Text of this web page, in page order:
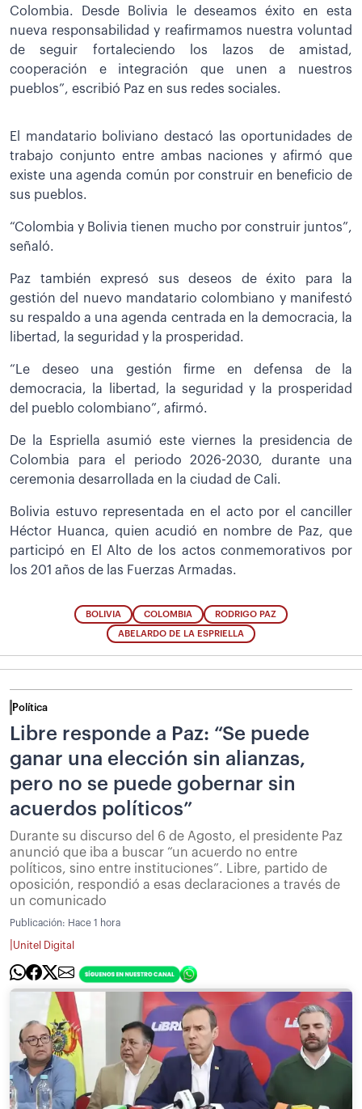
Colombia. Desde Bolivia le deseamos éxito en esta
nueva responsabilidad y reafirmamos nuestra voluntad
de seguir fortaleciendo los lazos de amistad,
cooperación e integración que unen a nuestros
pueblos”, escribió Paz en sus redes sociales.
El mandatario boliviano destacó las oportunidades de
trabajo conjunto entre ambas naciones y afirmó que
existe una agenda común por construir en beneficio de
sus pueblos.
“Colombia y Bolivia tienen mucho por construir juntos”,
señaló.
Paz también expresó sus deseos de éxito para la
gestión del nuevo mandatario colombiano y manifestó
su respaldo a una agenda centrada en la democracia, la
libertad, la seguridad y la prosperidad.
“Le deseo una gestión firme en defensa de la
democracia, la libertad, la seguridad y la prosperidad
del pueblo colombiano”, afirmó.
De la Espriella asumió este viernes la presidencia de
Colombia para el periodo 2026-2030, durante una
ceremonia desarrollada en la ciudad de Cali.
Bolivia estuvo representada en el acto por el canciller
Héctor Huanca, quien acudió en nombre de Paz, que
participó en El Alto de los actos conmemorativos por
los 201 años de las Fuerzas Armadas.
BOLIVIA COLOMBIA RODRIGO PAZ
ABELARDO DE LA ESPRIELLA
Política
Libre responde a Paz: “Se puede
ganar una elección sin alianzas,
pero no se puede gobernar sin
acuerdos políticos”
Durante su discurso del 6 de Agosto, el presidente Paz
anunció que iba a buscar “un acuerdo no entre
políticos, sino entre instituciones”. Libre, partido de
oposición, respondió a esas declaraciones a través de
un comunicado
Publicación: Hace 1 hora
Unitel Digital